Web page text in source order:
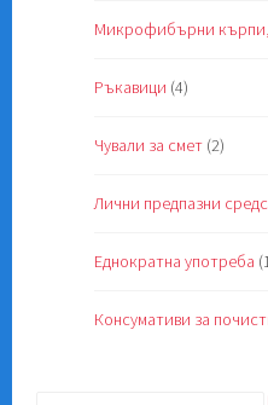
Микрофибърни
Ръкавици (4)
Чували за смет (2)
Лични предпазни
Еднократна употреба
Консумативи за